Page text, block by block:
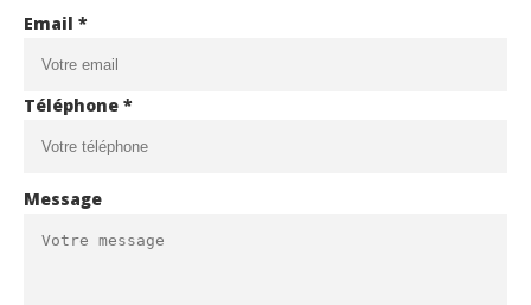
Email *
Téléphone *
Message